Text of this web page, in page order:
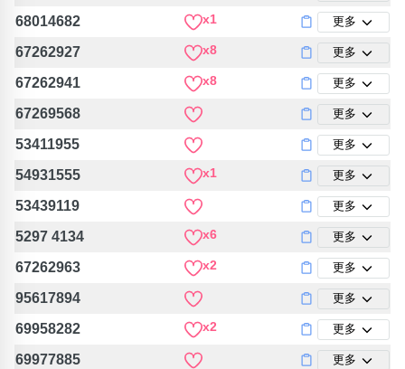
68014682 x1 更多
67262927 x8 更多
67262941 x8 更多
67269568 更多
53411955 更多
54931555 x1 更多
53439119 更多
5297 4134 x6 更多
67262963 x2 更多
95617894 更多
69958282 x2 更多
69977885 更多